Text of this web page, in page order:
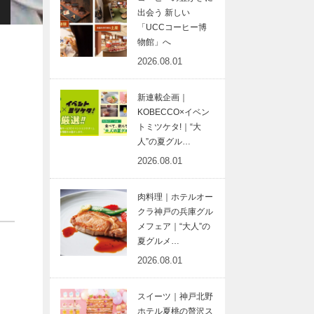
出会う 新しい
「UCCコーヒー博
物館」へ
2026.08.01
新連載企画｜
KOBECCO×イベン
トミツケタ!｜“大
人”の夏グル…
2026.08.01
肉料理｜ホテルオー
クラ神戸の兵庫グル
メフェア｜“大人”の
夏グルメ…
2026.08.01
スイーツ｜神戸北野
ホテル夏桃の贅沢ス